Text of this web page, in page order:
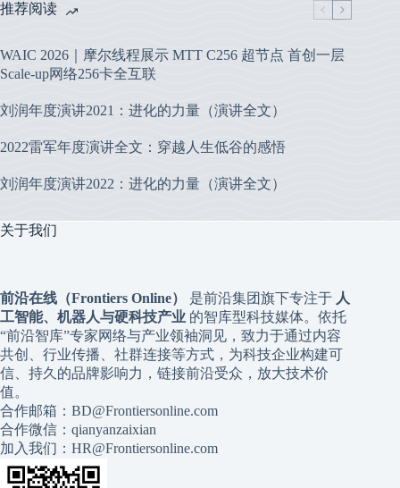
推荐阅读
WAIC 2026｜摩尔线程展示 MTT C256 超节点 首创一层
Scale-up网络256卡全互联
刘润年度演讲2021：进化的力量（演讲全文）
2022雷军年度演讲全文：穿越人生低谷的感悟
刘润年度演讲2022：进化的力量（演讲全文）
关于我们
前沿在线（Frontiers Online） 是前沿集团旗下专注于 人
工智能、机器人与硬科技产业 的智库型科技媒体。依托
“前沿智库”专家网络与产业领袖洞见，致力于通过内容
共创、行业传播、社群连接等方式，为科技企业构建可
信、持久的品牌影响力，链接前沿受众，放大技术价
值。
合作邮箱：BD@Frontiersonline.com
合作微信：qianyanzaixian
加入我们：HR@Frontiersonline.com